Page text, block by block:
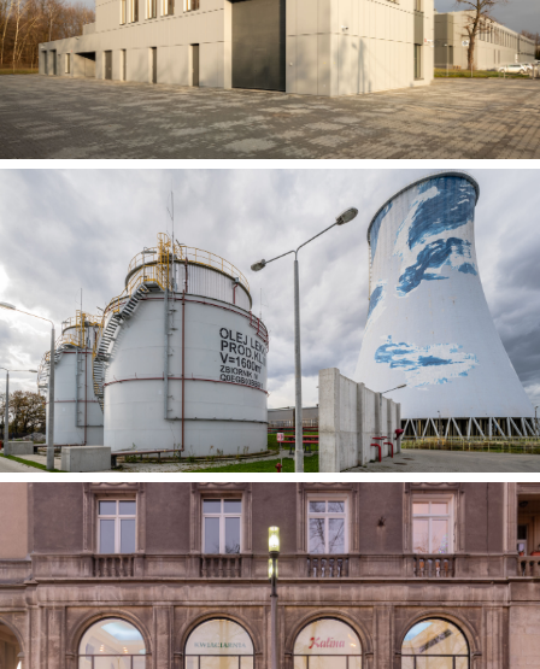
Siedziba Regionu Wysokich Napięć w Tarnowie
dla TAURON Dystrybucja S.A. – budynek
biurowo-magazynowy i wiata garażowo-
magazynowa
Przebudowa kotłowni przemysłowej EDF Polska
na lekki olej opałowy